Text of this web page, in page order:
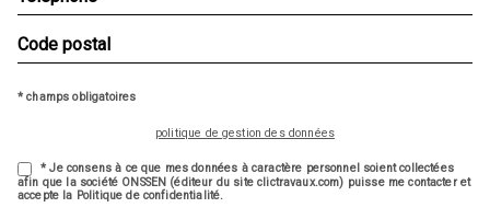
* champs obligatoires
politique de gestion des données
* Je consens à ce que mes données à caractère personnel soient collectées
afin que la société ONSSEN (éditeur du site clictravaux.com) puisse me contacter et
accepte la Politique de confidentialité.